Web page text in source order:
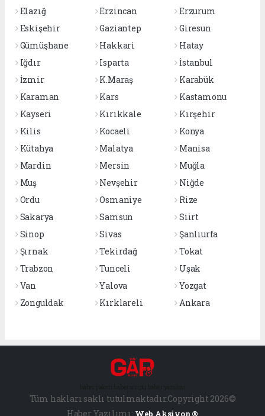
Elazığ
Erzincan
Erzurum
Eskişehir
Gaziantep
Giresun
Gümüşhane
Hakkari
Hatay
Iğdır
Isparta
İstanbul
İzmir
K.Maraş
Karabük
Karaman
Kars
Kastamonu
Kayseri
Kırıkkale
Kırşehir
Kilis
Kocaeli
Konya
Kütahya
Malatya
Manisa
Mardin
Mersin
Muğla
Muş
Nevşehir
Niğde
Ordu
Osmaniye
Rize
Sakarya
Samsun
Siirt
Sinop
Sivas
Şanlıurfa
Şırnak
Tekirdağ
Tokat
Trabzon
Tunceli
Uşak
Van
Yalova
Yozgat
Zonguldak
Kırklareli Ankara
Tüm hakları saklı tutulmaktadır.Copyright 2026©
Haber Yazılımı: Web Aksiyon ®